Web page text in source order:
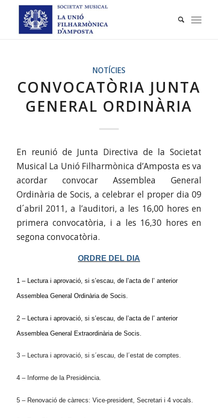
NOTÍCIES
CONVOCATÒRIA JUNTA
GENERAL ORDINÀRIA
En reunió de Junta Directiva de la Societat
Musical La Unió Filharmònica d’Amposta es va
acordar convocar Assemblea General
Ordinària de Socis, a celebrar el proper dia 09
d´abril 2011, a l’auditori, a les 16,00 hores en
primera convocatòria, i a les 16,30 hores en
segona convocatòria.
ORDRE DEL DIA
1 – Lectura i aprovació, si s’escau, de l’acta de l’ anterior
Assemblea General Ordinària de Socis.
2 – Lectura i aprovació, si s’escau, de l’acta de l’ anterior
Assemblea General Extraordinària de Socis.
3 – Lectura i aprovació, si s´escau, de l´estat de comptes.
4 – Informe de la Presidència.
5 – Renovació de càrrecs: Vice-president, Secretari i 4 vocals.